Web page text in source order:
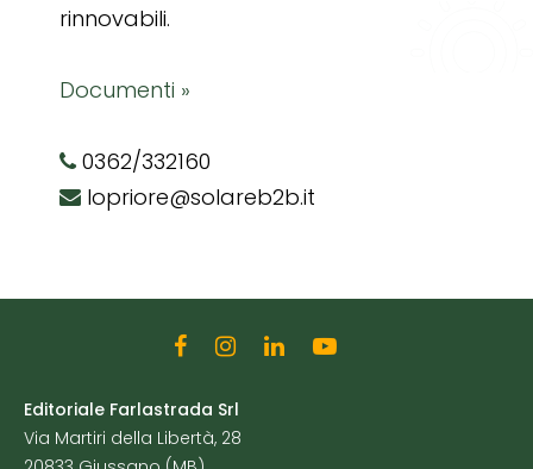
rinnovabili.
Documenti »
0362/332160
lopriore@solareb2b.it
Editoriale Farlastrada Srl
Via Martiri della Libertà, 28